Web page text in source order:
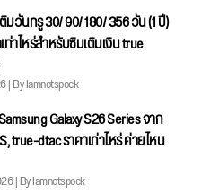
วันทรู 30/ 90/ 180/ 356 วัน (1 ปี)
ท่าไหร่สำหรับซิมเติมเงิน true
| By Iamnotspock
Galaxy S26 Series จาก
true-dtac ราคาเท่าไหร่ ค่ายไหน
| By Iamnotspock